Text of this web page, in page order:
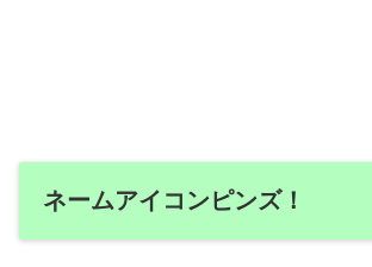
ネームアイコンピンズ！